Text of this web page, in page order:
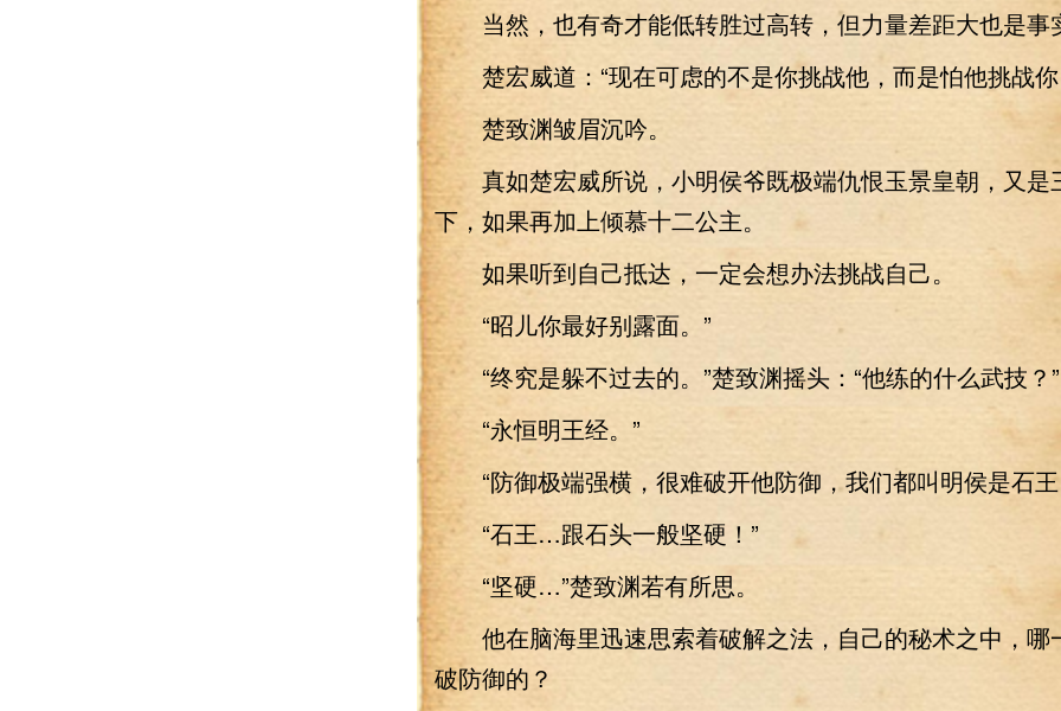
当然，也有奇才能低转胜过高转，但力量差距大也是事
楚宏威道：“现在可虑的不是你挑战他，而是怕他挑战你
楚致渊皱眉沉吟。
真如楚宏威所说，小明侯爷既极端仇恨玉景皇朝，又是
下，如果再加上倾慕十二公主。
如果听到自己抵达，一定会想办法挑战自己。
“昭儿你最好别露面。”
“终究是躲不过去的。”楚致渊摇头：“他练的什么武技？”
“永恒明王经。”
“防御极端强横，很难破开他防御，我们都叫明侯是石王
“石王…跟石头一般坚硬！”
“坚硬…”楚致渊若有所思。
他在脑海里迅速思索着破解之法，自己的秘术之中，哪
破防御的？